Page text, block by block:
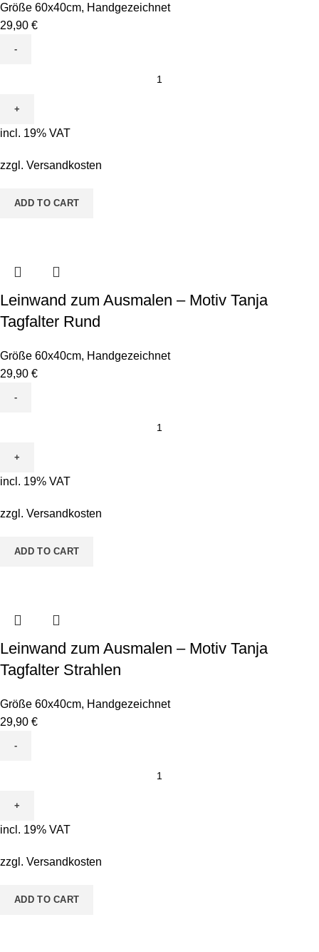
Größe 60x40cm, Handgezeichnet
29,90 €
Ausmalen
-
Conni
quantity
incl. 19% VAT
zzgl. Versandkosten
ADD TO CART
Leinwand zum Ausmalen – Motiv Tanja
Tagfalter Rund
Größe 60x40cm, Handgezeichnet
29,90 €
Ausmalen
-
Tanja
Rund
incl. 19% VAT
zzgl. Versandkosten
ADD TO CART
Leinwand zum Ausmalen – Motiv Tanja
Tagfalter Strahlen
Größe 60x40cm, Handgezeichnet
29,90 €
Ausmalen
-
Tanja
Strahlen
incl. 19% VAT
zzgl. Versandkosten
ADD TO CART